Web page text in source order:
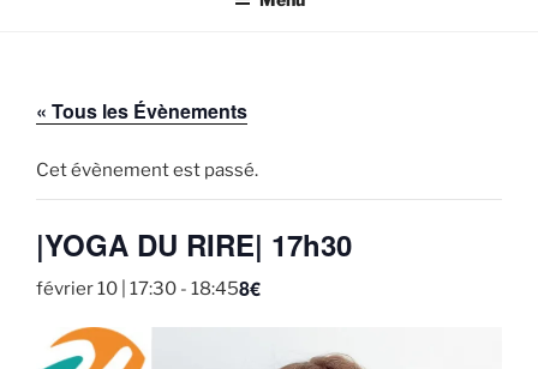
« Tous les Évènements
Cet évènement est passé.
|YOGA DU RIRE| 17h30
février 10 | 17:30 - 18:458€